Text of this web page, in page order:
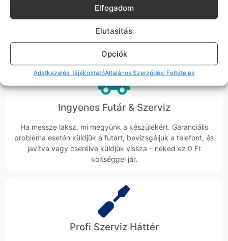
Elfogadom
Elutasitás
Opciók
Adatkezelési tájékoztatóÁltalános Szerződési Feltételek
Hibázni emberi dolog, de a felelősségvállalás nálunk alap.
Ha ritkán előfordul egy hiba, nem kifogásokat keresünk,
hanem megoldást. Szakértő kollégáink azonnal kézbe
Ingyenes Futár & Szerviz
Ha messze laksz, mi megyünk a készülékért. Garanciális
probléma esetén küldjük a futárt, bevizsgáljuk a telefont, és
javítva vagy cserélve küldjük vissza – neked ez 0 Ft
költséggel jár.
Profi Szerviz Háttér